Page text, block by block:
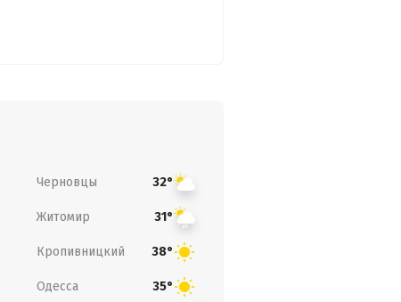
Черновцы 32°
Житомир 31°
Кропивницкий 38°
Одесса 35°